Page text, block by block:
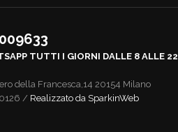
TUTTI I GIORNI DALLE 8 ALLE 22
della Francesca,14 20154 Milano
/ Realizzato da SparkinWeb